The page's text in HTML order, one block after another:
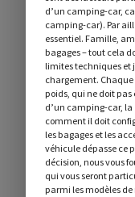
d’un camping-car,
camping-car). Par
essentiel. Famille,
bagages – tout cela
limites techniques et
chargement.
poids, qui ne doit pas
d’un camping-car, la
comment il doit
les bagages et les
véhicule dépasse ce
décision, nous vous
qui vous seront
parmi les modèles